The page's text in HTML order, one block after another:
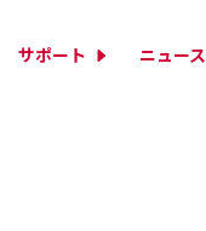
サポート ニュース